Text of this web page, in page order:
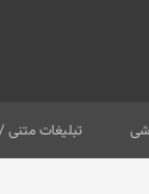
تبلیغات